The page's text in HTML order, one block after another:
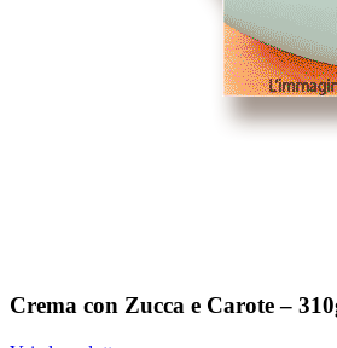
Crema con Zucca e Carote –